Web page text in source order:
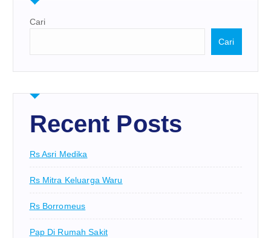
Cari
Cari
Recent Posts
Rs Asri Medika
Rs Mitra Keluarga Waru
Rs Borromeus
Pap Di Rumah Sakit